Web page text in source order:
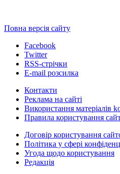
Повна версія сайту
Facebook
Twitter
RSS-стрічки
E-mail розсилка
Контакти
Реклама на сайті
Використання матеріалів
Правила користування
Договір користування
Політика у сфері
Угода щодо користування
Редакція